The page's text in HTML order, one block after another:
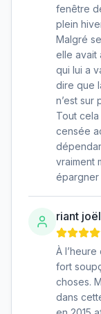
fenêtre
plein
Malgré
elle avait
qui lui a
dire que
n’est sur
Tout cela
censée
vraiment
épargner
riant joël
À l’heure
fort
choses.
dans